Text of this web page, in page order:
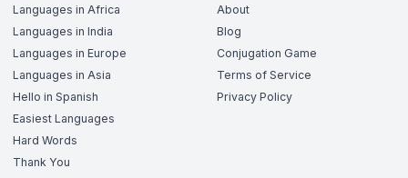
Languages in Africa
Languages in India
Languages in Europe
Languages in Asia
Hello in Spanish
Easiest Languages
Hard Words
Thank You
About
Blog
Conjugation Game
Terms of Service
Privacy Policy